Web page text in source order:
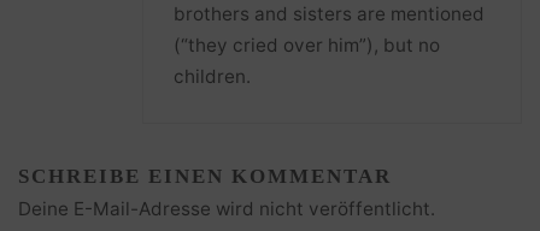
brothers and sisters are mentioned
(“they cried over him”), but no
children.
SCHREIBE EINEN KOMMENTAR
Deine E-Mail-Adresse wird nicht veröffentlicht.